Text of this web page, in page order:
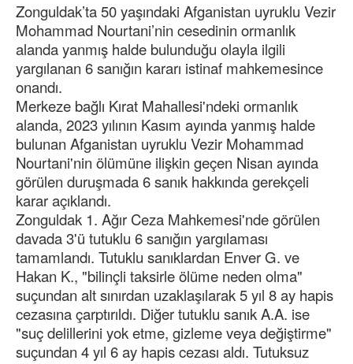
Zonguldak’ta 50 yaşındaki Afganistan uyruklu Vezir
Mohammad Nourtani’nin cesedinin ormanlık
alanda yanmış halde bulunduğu olayla ilgili
yargılanan 6 sanığın kararı istinaf mahkemesince
onandı.
Merkeze bağlı Kırat Mahallesi'ndeki ormanlık
alanda, 2023 yılının Kasım ayında yanmış halde
bulunan Afganistan uyruklu Vezir Mohammad
Nourtani'nin ölümüne ilişkin geçen Nisan ayında
görülen duruşmada 6 sanık hakkında gerekçeli
karar açıklandı.
Zonguldak 1. Ağır Ceza Mahkemesi'nde görülen
davada 3'ü tutuklu 6 sanığın yargılaması
tamamlandı. Tutuklu sanıklardan Enver G. ve
Hakan K., "bilinçli taksirle ölüme neden olma"
suçundan alt sınırdan uzaklaşılarak 5 yıl 8 ay hapis
cezasına çarptırıldı. Diğer tutuklu sanık A.A. ise
"suç delillerini yok etme, gizleme veya değiştirme"
suçundan 4 yıl 6 ay hapis cezası aldı. Tutuksuz